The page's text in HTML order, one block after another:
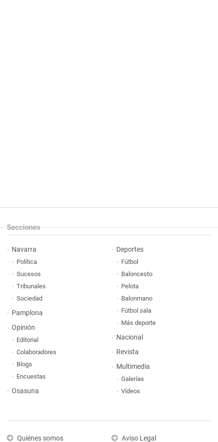
Secciones
Navarra
Política
Sucesos
Tribunales
Sociedad
Pamplona
Opinión
Editorial
Colaboradores
Blogs
Encuestas
Osasuna
Deportes
Fútbol
Baloncesto
Pelota
Balonmano
Fútbol sala
Más deporte
Nacional
Revista
Multimedia
Galerías
Vídeos
Quiénes somos Aviso Legal